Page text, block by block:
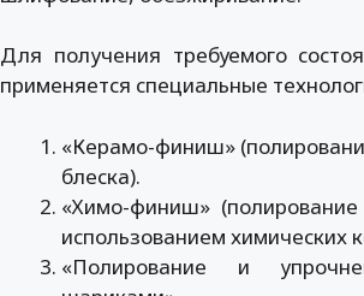
Для получения требуемого
применяется специальные
«Керамо-финиш»
блеска).
«Химо-финиш»
использованием химических
«Полирование и